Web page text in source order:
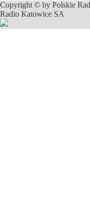
Copyright © by Polskie
Radio Katowice SA